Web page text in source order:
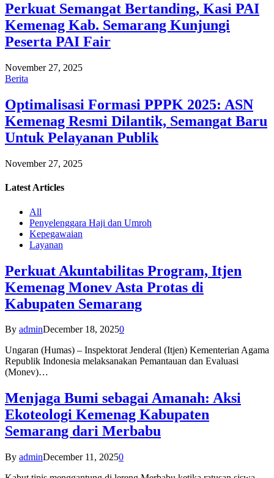
Perkuat Semangat Bertanding, Kasi PAI
Kemenag Kab. Semarang Kunjungi
Peserta PAI Fair
November 27, 2025
Berita
Optimalisasi Formasi PPPK 2025: ASN
Kemenag Resmi Dilantik, Semangat Baru
Untuk Pelayanan Publik
November 27, 2025
Latest Articles
All
Penyelenggara Haji dan Umroh
Kepegawaian
Layanan
Perkuat Akuntabilitas Program, Itjen
Kemenag Monev Asta Protas di
Kabupaten Semarang
By adminDecember 18, 20250
Ungaran (Humas) – Inspektorat Jenderal (Itjen) Kementerian Agama
Republik Indonesia melaksanakan Pemantauan dan Evaluasi
(Monev)…
Menjaga Bumi sebagai Amanah: Aksi
Ekoteologi Kemenag Kabupaten
Semarang dari Merbabu
By adminDecember 11, 20250